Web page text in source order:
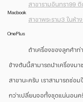
Macbook
OnePlus
สาขารามอินทรา99
สาขาพระราม3 ในห้
ข้างต้นนี้สามารถนำเครื่องมา
สาขานะครับ เราสามารถซ่อ
กว่าเปลี่ยนจอทั้งชุดแน่นอนค